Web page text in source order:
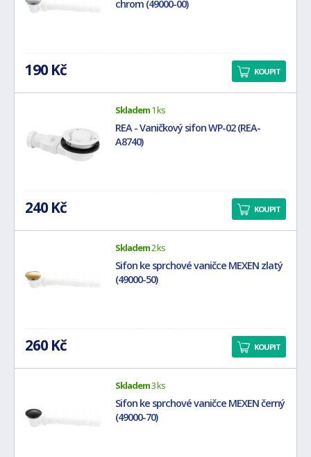
chrom (49000-00)
190 Kč KOUPIT
Skladem1 ks
REA - Vaničkový sifon WP-02 (REA-
A8740)
240 Kč KOUPIT
Skladem2 ks
Sifon ke sprchové vaničce MEXEN zlatý
(49000-50)
260 Kč KOUPIT
Skladem3 ks
Sifon ke sprchové vaničce MEXEN černý
(49000-70)